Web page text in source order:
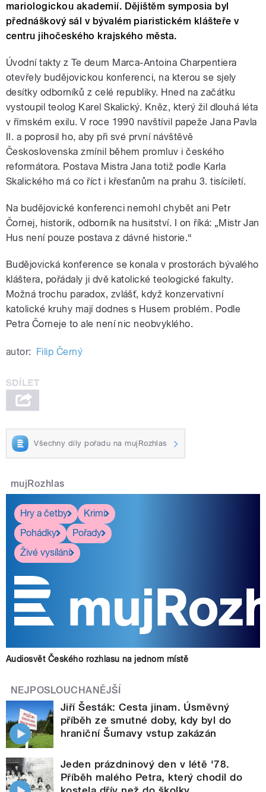
mariologickou akademií. Dějištěm symposia byl
přednáškový sál v bývalém piaristickém klášteře v
centru jihočeského krajského města.
Úvodní takty z Te deum Marca-Antoina Charpentiera
otevřely budějovickou konferenci, na kterou se sjely
desítky odborníků z celé republiky. Hned na začátku
vystoupil teolog Karel Skalický. Kněz, který žil dlouhá léta
v římském exilu. V roce 1990 navštívil papeže Jana Pavla
II. a poprosil ho, aby při své první návštěvě
Československa zmínil během promluv i českého
reformátora. Postava Mistra Jana totiž podle Karla
Skalického má co říct i křesťanům na prahu 3. tisíciletí.
Na budějovické konferenci nemohl chybět ani Petr
Čornej, historik, odborník na husitství. I on říká: „Mistr Jan
Hus není pouze postava z dávné historie.“
Budějovická konference se konala v prostorách bývalého
kláštera, pořádaly ji dvě katolické teologické fakulty.
Možná trochu paradox, zvlášť, když konzervativní
katolické kruhy mají dodnes s Husem problém. Podle
Petra Čorneje to ale není nic neobvyklého.
autor: Filip Černý
Všechny díly pořadu na mujRozhlas
mujRozhlas
Hry a četby
Krimi
Pohádky
Pořady
Živé vysílání
Audiosvět Českého rozhlasu na jednom místě
NEJPOSLOUCHANĚJŠÍ
Jiří Šesták: Cesta jinam. Úsměvný
příběh ze smutné doby, kdy byl do
hraniční Šumavy vstup zakázán
Jeden prázdninový den v létě '78.
Příběh malého Petra, který chodil do